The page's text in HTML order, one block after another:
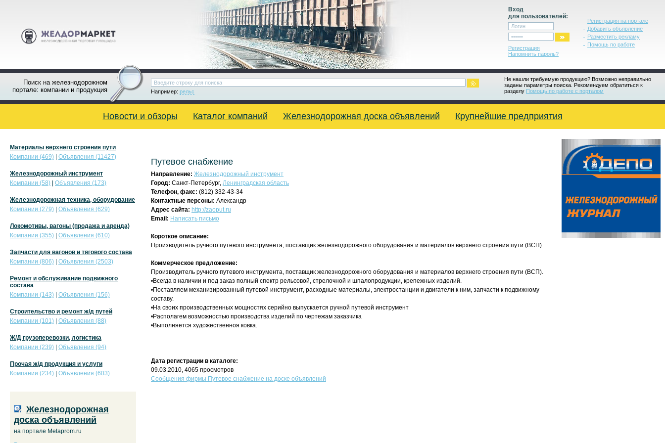
Вход
для пользователей:
Регистрация
Напомнить пароль?
Регистрация на портале
Добавить объявление
Разместить рекламу
Помощь по работе
Поиск на железнодорожном
портале: компании и продукция
Не нашли требуемую продукцию? Возможно неправильно
заданы параметры поиска. Рекомендуем обратиться к
разделу Помощь по работе с порталом
Например: рельс
Новости и обзоры Каталог компаний Железнодорожная доска объявлений Крупнейшие предприятия
Путевое снабжение
Направление: Железнодорожный инструмент
Город: Санкт-Петербург, Ленинградская область
Телефон, факс: (812) 332-43-34
Контактные персоны: Александр
Адрес сайта: http://zaoput.ru
Email: Написать письмо
Короткое описание:
Производитель ручного путевого инструмента, поставщик железнодорожного оборудования и материалов верхнего строения пути (ВСП)
Коммерческое предложение:
Производитель ручного путевого инструмента, поставщик железнодорожного оборудования и материалов верхнего строения пути (ВСП).
•Всегда в наличии и под заказ полный спектр рельсовой, стрелочной и шпалопродукции, крепежных изделий.
•Поставляем механизированный путевой инструмент, расходные материалы, электростанции и двигатели к ним, запчасти к подвижному
составу.
•На своих производственных мощностях серийно выпускается ручной путевой инструмент
•Располагем возможностью производства изделий по чертежам заказчика
•Выполняется художественноя ковка.
Дата регистрации в каталоге:
09.03.2010, 4065 просмотров
Сообщения фирмы Путевое снабжение на доске объявлений
Материалы верхнего строения пути
Компании (469)
Объявления (11427)
Железнодорожный инструмент
Компании (58)
Объявления (173)
Железнодорожная техника, оборудование
Компании (279)
Объявления (629)
Локомотивы, вагоны (продажа и аренда)
Компании (355)
Объявления (610)
Запчасти для вагонов и тягового состава
Компании (806)
Объявления (2503)
Ремонт и обслуживание подвижного
состава
Компании (143)
Объявления (156)
Строительство и ремонт ж/д путей
Компании (101)
Объявления (88)
Ж/Д грузоперевозки, логистика
Компании (239)
Объявления (94)
Прочая ж/д продукция и услуги
Компании (234)
Объявления (603)
Железнодорожная
доска объявлений
на портале Metaprom.ru